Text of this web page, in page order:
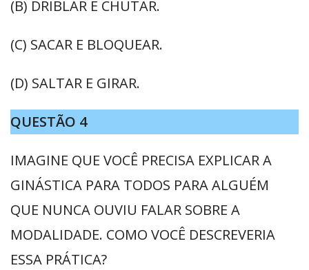
(B) DRIBLAR E CHUTAR.
(C) SACAR E BLOQUEAR.
(D) SALTAR E GIRAR.
QUESTÃO 4
IMAGINE QUE VOCÊ PRECISA EXPLICAR A
GINÁSTICA PARA TODOS PARA ALGUÉM
QUE NUNCA OUVIU FALAR SOBRE A
MODALIDADE. COMO VOCÊ DESCREVERIA
ESSA PRÁTICA?